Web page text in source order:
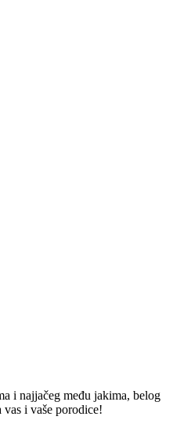
i najjačeg među jakima, belog
i vaše porodice!